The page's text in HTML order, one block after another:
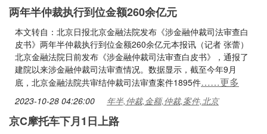
两年半仲裁执行到位金额260余亿元
本文转自：北京日报北京金融法院发布《涉金融仲裁司法审查白
皮书》两年半仲裁执行到位金额260余亿元本报讯（记者 张蕾）
北京金融法院日前发布《涉金融仲裁司法审查白皮书》，通报了
建院以来涉金融仲裁司法审查情况。数据显示，截至今年9月
底，北京金融法院共审结仲裁司法审查案件1895件……更多
2023-10-28 04:26:00 年半,仲裁,金额,仲裁,案件,北京
京C摩托车下月1日上路